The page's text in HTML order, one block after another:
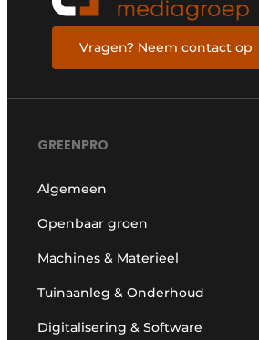
Vragen? Neem contact op
GREENPRO
Algemeen
Openbaar groen
Machines & Materieel
Tuinaanleg & Onderhoud
Digitalisering & Software